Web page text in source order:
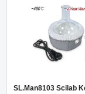
SL.Man8103 Scilab